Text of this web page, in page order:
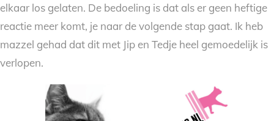
elkaar los gelaten. De bedoeling is dat als er geen heftige
reactie meer komt, je naar de volgende stap gaat. Ik heb
mazzel gehad dat dit met Jip en Tedje heel gemoedelijk is
verlopen.